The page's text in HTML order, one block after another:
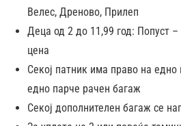
09.09.-16.09.2026 239
16.09-23.09.2026
23.09.-30.09.2026 149
Велес, Дреново, Прилеп
Деца од 2 до 11,99 год: Попуст
цена
Секој патник има право на
едно парче рачен багаж
Секој дополнителен багаж се